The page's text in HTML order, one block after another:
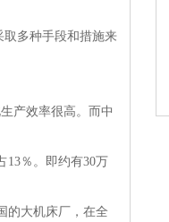
多种手段和措施来
产效率很高。而中
％。即约有30万
的大机床厂，在全